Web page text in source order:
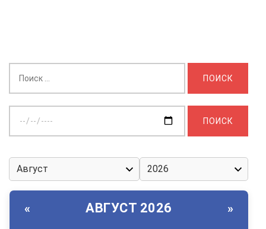
дату:
« АВГУСТ 2026 »